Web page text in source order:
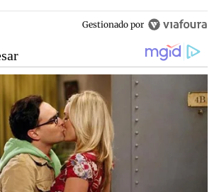
Gestionado por